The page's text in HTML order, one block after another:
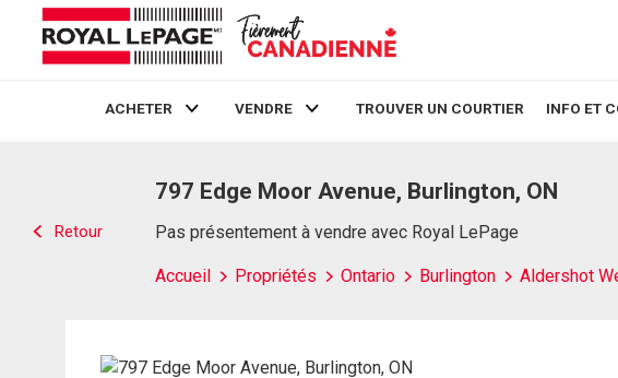
ACHETER VENDRE TROUVER UN COURTIER INFO ET
Retour
797 Edge Moor Avenue, Burlington, ON
Pas présentement à vendre avec Royal LePage
Accueil Propriétés Ontario Burlington Aldershot